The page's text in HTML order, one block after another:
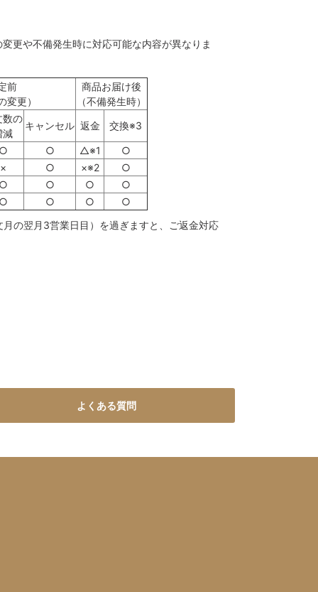
更や不備発生時に対応可能な内容が異なりま
前
変更）
商品お届け後
（不備発生時）
数の
減
キャンセル 返金 交換※3
○ ○ △※1
○
× ○ ×※2
○
○ ○ ○
○
○ ○ ○
○
の翌月3営業日目）を過ぎますと、ご返金対応
よくある質問